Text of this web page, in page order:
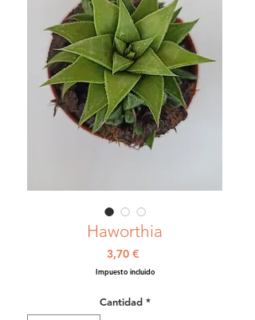
Haworthia
3,70 €Precio
Impuesto incluido
Cantidad *